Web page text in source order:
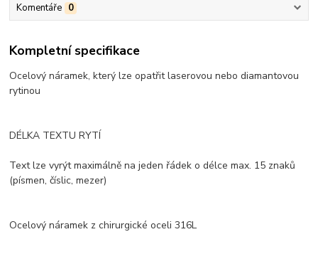
Komentáře 0
Kompletní specifikace
Ocelový náramek, který lze opatřit laserovou nebo diamantovou
rytinou
DÉLKA TEXTU RYTÍ
Text lze vyrýt maximálně na jeden řádek o délce max. 15 znaků
(písmen, číslic, mezer)
Ocelový náramek z chirurgické oceli 316L